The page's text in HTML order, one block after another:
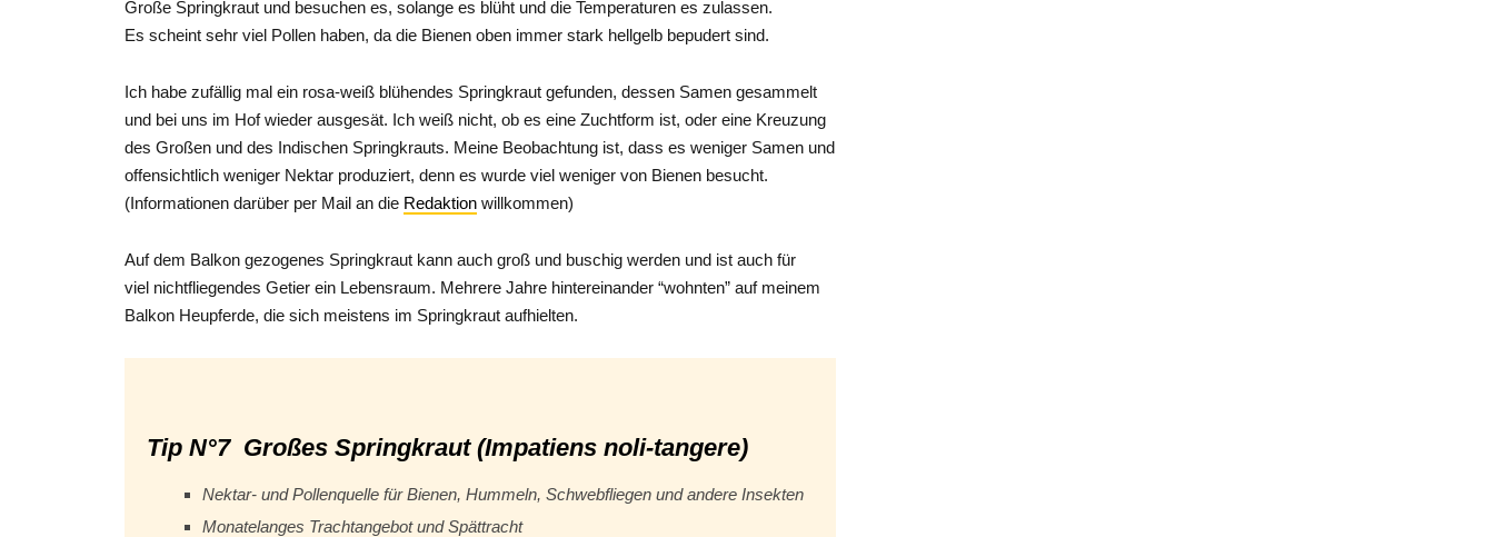
Große Springkraut und besuchen es, solange es blüht und die Temperaturen es zulassen.
Es scheint sehr viel Pollen haben, da die Bienen oben immer stark hellgelb bepudert sind.
Ich habe zufällig mal ein rosa-weiß blühendes Springkraut gefunden, dessen Samen gesammelt
und bei uns im Hof wieder ausgesät. Ich weiß nicht, ob es eine Zuchtform ist, oder eine Kreuzung
des Großen und des Indischen Springkrauts. Meine Beobachtung ist, dass es weniger Samen und
offensichtlich weniger Nektar produziert, denn es wurde viel weniger von Bienen besucht.
(Informationen darüber per Mail an die Redaktion willkommen)
Auf dem Balkon gezogenes Springkraut kann auch groß und buschig werden und ist auch für
viel nichtfliegendes Getier ein Lebensraum. Mehrere Jahre hintereinander “wohnten” auf meinem
Balkon Heupferde, die sich meistens im Springkraut aufhielten.
Tip N°7 Großes Springkraut (Impatiens noli-tangere)
Nektar- und Pollenquelle für Bienen, Hummeln, Schwebfliegen und andere Insekten
Monatelanges Trachtangebot und Spättracht